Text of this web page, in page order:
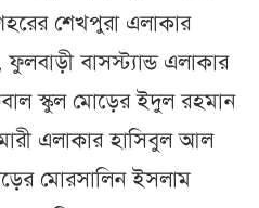
শেখপুরা এলাকার
বাসস্ট্যান্ড এলাকার
স্কুল মোড়ের ইদুল রহমান
এলাকার হাসিবুল আল
মোরসালিন ইসলাম